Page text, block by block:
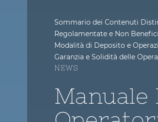
Sommario dei Contenuti
Regolamentate e Non
Modalità di Deposito e
Garanzia e Solidità delle
NEWS
Manuale